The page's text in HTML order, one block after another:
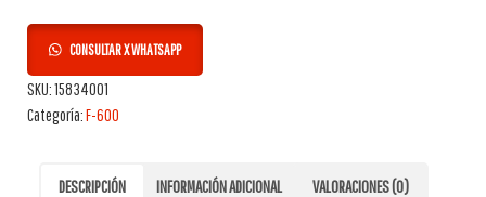
CONSULTAR X WHATSAPP
SKU:15834001
Categoría:F-600
DESCRIPCIÓN INFORMACIÓN ADICIONAL VALORACIONES (0)